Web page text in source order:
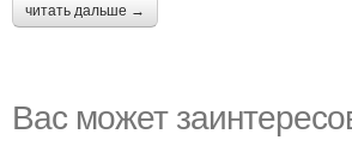
читать дальше →
Вас может